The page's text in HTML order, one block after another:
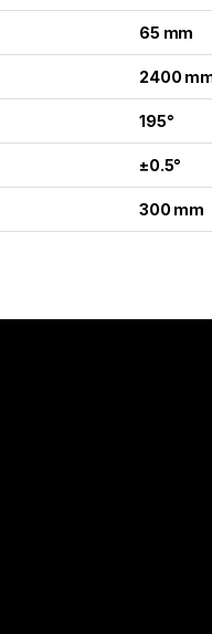
65 mm
2400
195°
±0.5°
300 mm